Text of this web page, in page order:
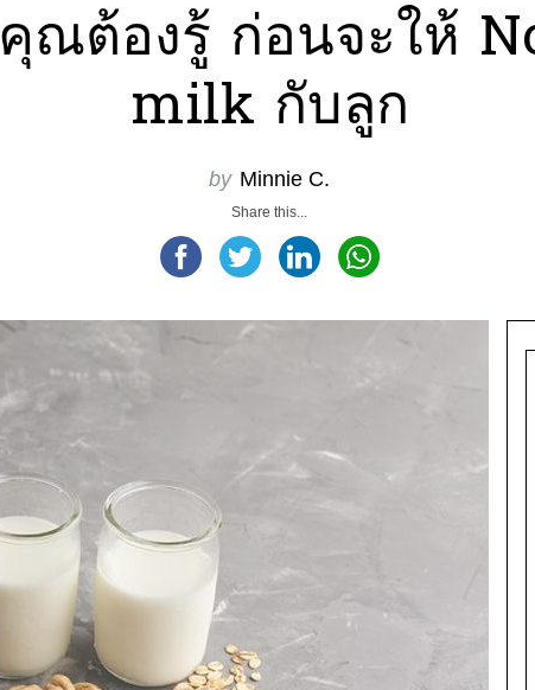
ณต้องรู้ ก่อนจะให้
milk กับลูก
by Minnie C.
Share this...